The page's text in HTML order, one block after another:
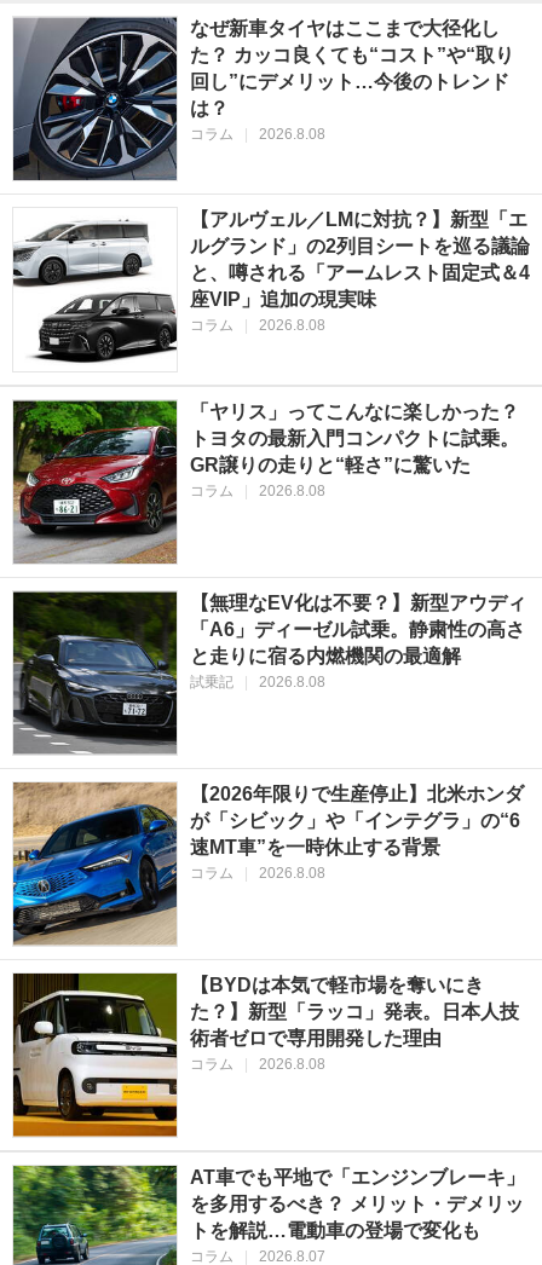
なぜ新車タイヤはここまで大径化し
た？ カッコ良くても“コスト”や“取り
回し”にデメリット…今後のトレンド
は？
コラム 2026.8.08
【アルヴェル／LMに対抗？】新型「エ
ルグランド」の2列目シートを巡る議論
と、噂される「アームレスト固定式＆4
座VIP」追加の現実味
コラム 2026.8.08
「ヤリス」ってこんなに楽しかった？
トヨタの最新入門コンパクトに試乗。
GR譲りの走りと“軽さ”に驚いた
コラム 2026.8.08
【無理なEV化は不要？】新型アウディ
「A6」ディーゼル試乗。静粛性の高さ
と走りに宿る内燃機関の最適解
試乗記 2026.8.08
【2026年限りで生産停止】北米ホンダ
が「シビック」や「インテグラ」の“6
速MT車”を一時休止する背景
コラム 2026.8.08
【BYDは本気で軽市場を奪いにき
た？】新型「ラッコ」発表。日本人技
術者ゼロで専用開発した理由
コラム 2026.8.08
AT車でも平地で「エンジンブレーキ」
を多用するべき？ メリット・デメリッ
トを解説…電動車の登場で変化も
コラム 2026.8.07